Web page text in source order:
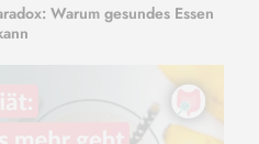
Warum gesundes Essen